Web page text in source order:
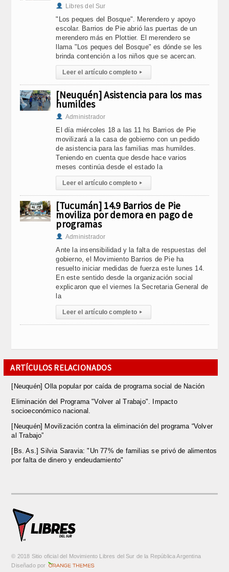
Libres del Sur
"Los peques del Bosque". Merendero y apoyo
escolar. Barrios de Pie abrió las puertas de un
merendero más en Plottier. El merendero se
llama "Los peques del Bosque" es dónde se les
brinda contención a los niños que se acercan.
Leer el artículo completo ▸
[Neuquén] Asistencia para los mas
humildes
Administrador
El día miércoles 18 a las 11 hs Barrios de Pie
movilizará a la casa de gobierno con un pedido
de asistencia para las familias mas humildes.
Teniendo en cuenta que desde hace varios
meses continúa desde el estado la
Leer el artículo completo ▸
[Tucumán] 14.9 Barrios de Pie
moviliza por demora en pago de
programas
Administrador
Ante la insensibilidad y la falta de respuestas del
gobierno, el Movimiento Barrios de Pie ha
resuelto iniciar medidas de fuerza este lunes 14.
En este sentido desde la organización social
explicaron que el viernes la Secretaria General de
la
Leer el artículo completo ▸
ARTÍCULOS RELACIONADOS
[Neuquén] Olla popular por caída de programa social de Nación
Eliminación del Programa "Volver al Trabajo". Impacto
socioeconómico nacional.
[Neuquén] Movilización contra la eliminación del programa “Volver
al Trabajo”
[Bs. As.] Silvia Saravia: "Un 77% de familias se privó de alimentos
por falta de dinero y endeudamiento"
© 2018 Sitio oficial del Movimiento Libres del Sur de la República Argentina
Diseñado por